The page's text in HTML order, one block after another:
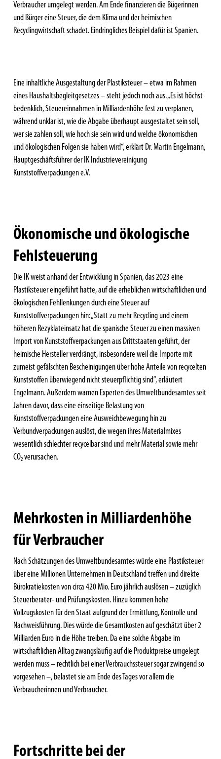
Verbraucher umgelegt werden. Am Ende finanzieren die Bügerinnen
und Bürger eine Steuer, die dem Klima und der heimischen
Recyclingwirtschaft schadet. Eindringliches Beispiel dafür ist Spanien.
Eine inhaltliche Ausgestaltung der Plastiksteuer – etwa im Rahmen
eines Haushaltsbegleitgesetzes – steht jedoch noch aus. „Es ist höchst
bedenklich, Steuereinnahmen in Milliardenhöhe fest zu verplanen,
während unklar ist, wie die Abgabe überhaupt ausgestaltet sein soll,
wer sie zahlen soll, wie hoch sie sein wird und welche ökonomischen
und ökologischen Folgen sie haben wird“, erklärt Dr. Martin Engelmann,
Hauptgeschäftsführer der IK Industrievereinigung
Kunststoffverpackungen e.V.
Ökonomische und ökologische
Fehlsteuerung
Die IK weist anhand der Entwicklung in Spanien, das 2023 eine
Plastiksteuer eingeführt hatte, auf die erheblichen wirtschaftlichen und
ökologischen Fehllenkungen durch eine Steuer auf
Kunststoffverpackungen hin: „Statt zu mehr Recycling und einem
höheren Rezyklateinsatz hat die spanische Steuer zu einen massiven
Import von Kunststoffverpackungen aus Drittstaaten geführt, der
heimische Hersteller verdrängt, insbesondere weil die Importe mit
zumeist gefälschten Bescheinigungen über hohe Anteile von recycelten
Kunststoffen überwiegend nicht steuerpflichtig sind“, erläutert
Engelmann. Außerdem warnen Experten des Umweltbundesamtes seit
Jahren davor, dass eine einseitige Belastung von
Kunststoffverpackungen eine Ausweichbewegung hin zu
Verbundverpackungen auslöst, die wegen ihres Materialmixes
wesentlich schlechter recycelbar sind und mehr Material sowie mehr
CO₂ verursachen.
Mehrkosten in Milliardenhöhe
für Verbraucher
Nach Schätzungen des Umweltbundesamtes würde eine Plastiksteuer
über eine Millionen Unternehmen in Deutschland treffen und direkte
Bürokratiekosten von circa 420 Mio. Euro jährlich auslösen – zuzüglich
Steuerberater- und Prüfungskosten. Hinzu kommen hohe
Vollzugskosten für den Staat aufgrund der Ermittlung, Kontrolle und
Nachweisführung. Dies würde die Gesamtkosten auf geschätzt über 2
Milliarden Euro in die Höhe treiben. Da eine solche Abgabe im
wirtschaftlichen Alltag zwangsläufig auf die Produktpreise umgelegt
werden muss – rechtlich bei einer Verbrauchssteuer sogar zwingend so
vorgesehen –, belastet sie am Ende des Tages vor allem die
Verbraucherinnen und Verbraucher.
Fortschritte bei der